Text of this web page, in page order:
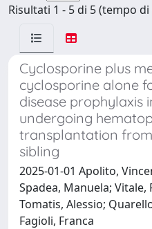
Risultati 1 - 5 di 5 (tempo
Cyclosporine plus
cyclosporine alone
disease prophylaxis
undergoing
transplantation
sibling
2025-01-01 Apolito,
Spadea, Manuela;
Tomatis, Alessio;
Fagioli, Franca